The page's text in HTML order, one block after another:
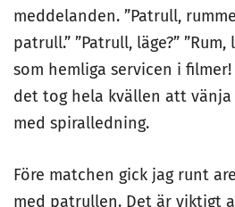
meddelanden. ”Patrull,
patrull.” ”Patrull, läge?”
som hemliga servicen i
det tog hela kvällen att
med spiralledning.
Före matchen gick jag runt
med patrullen. Det är viktigt